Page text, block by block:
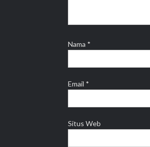
Nama *
Email *
Situs Web